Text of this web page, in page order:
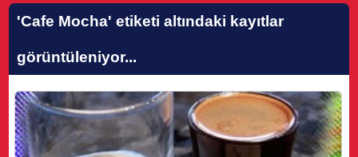
'Cafe Mocha' etiketi altındaki kayıtlar
görüntüleniyor...